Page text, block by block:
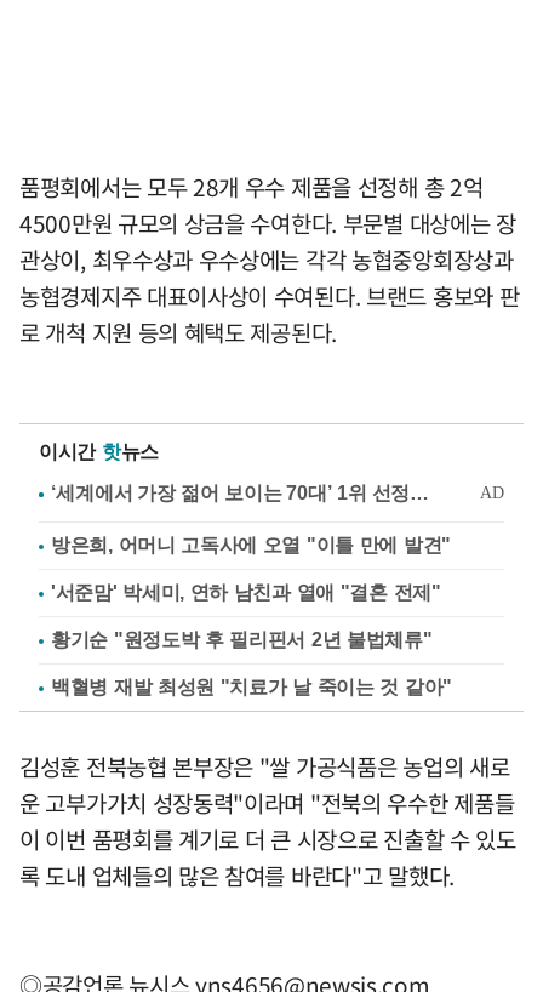
품평회에서는 모두 28개 우수 제품을 선정해 총 2억
4500만원 규모의 상금을 수여한다. 부문별 대상에는 장
관상이, 최우수상과 우수상에는 각각 농협중앙회장상과
농협경제지주 대표이사상이 수여된다. 브랜드 홍보와 판
로 개척 지원 등의 혜택도 제공된다.
이시간 핫뉴스
방은희, 어머니 고독사에 오열 "이틀 만에 발견"
'서준맘' 박세미, 연하 남친과 열애 "결혼 전제"
황기순 "원정도박 후 필리핀서 2년 불법체류"
백혈병 재발 최성원 "치료가 날 죽이는 것 같아"
김성훈 전북농협 본부장은 "쌀 가공식품은 농업의 새로
운 고부가가치 성장동력"이라며 "전북의 우수한 제품들
이 이번 품평회를 계기로 더 큰 시장으로 진출할 수 있도
록 도내 업체들의 많은 참여를 바란다"고 말했다.
◎공감언론 뉴시스yns4656@newsis.com